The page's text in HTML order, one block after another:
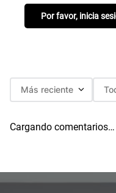
Por favor, inicia
Más reciente
Cargando comentarios…